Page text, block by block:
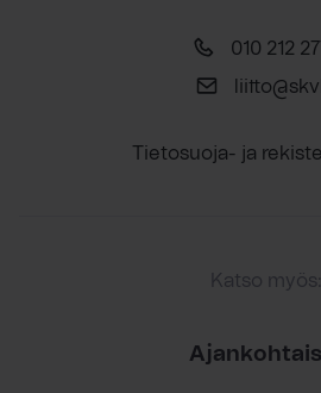
010 212
Tietosuoja- ja
Katso myös: